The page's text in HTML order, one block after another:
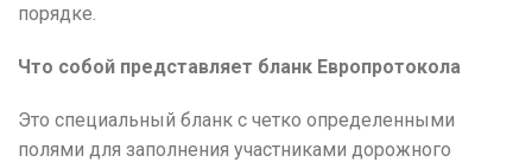
порядке.
Что собой представляет бланк Европротокола
Это специальный бланк с четко определенными
полями для заполнения участниками дорожного